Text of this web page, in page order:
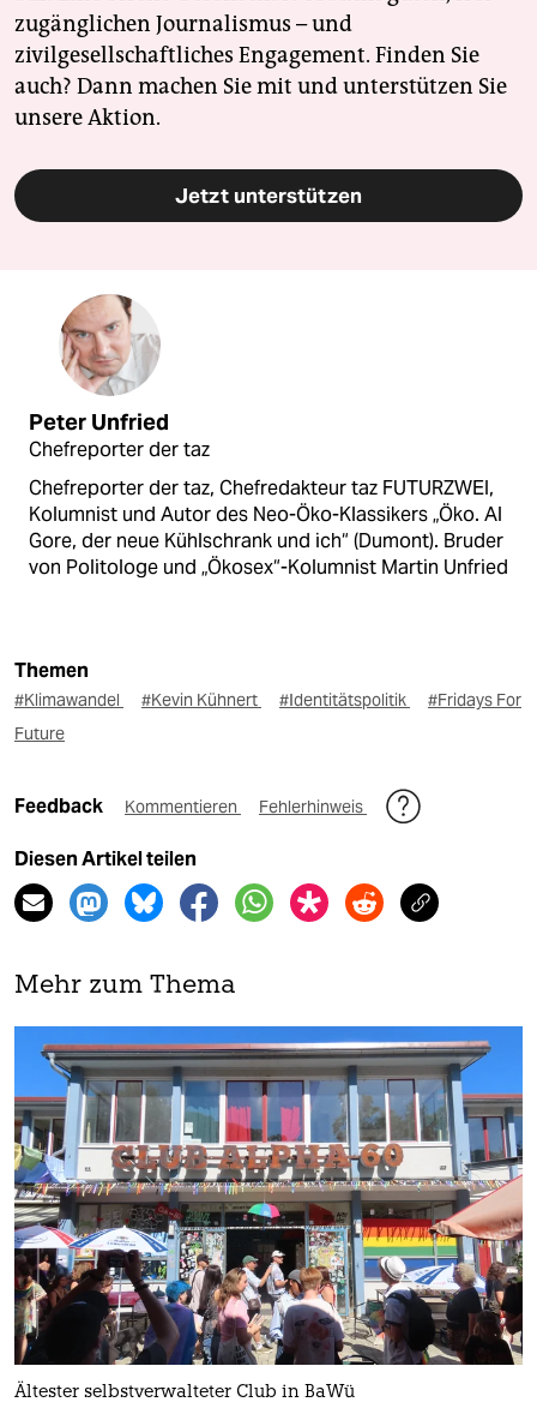
zugänglichen Journalismus – und
zivilgesellschaftliches Engagement. Finden Sie
auch? Dann machen Sie mit und unterstützen Sie
unsere Aktion.
Jetzt unterstützen
Peter Unfried
Chefreporter der taz
Chefreporter der taz, Chefredakteur taz FUTURZWEI,
Kolumnist und Autor des Neo-Öko-Klassikers „Öko. Al
Gore, der neue Kühlschrank und ich“ (Dumont). Bruder
von Politologe und „Ökosex“-Kolumnist Martin Unfried
Themen
#Klimawandel #Kevin Kühnert #Identitätspolitik
#Fridays For
Future
Feedback Kommentieren Fehlerhinweis
Diesen Artikel teilen
Mehr zum Thema
Ältester selbstverwalteter Club in BaWü